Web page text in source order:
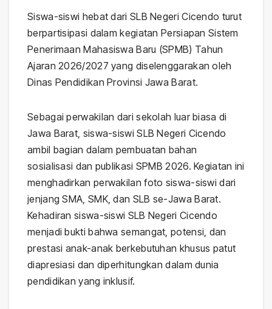
Siswa-siswi hebat dari SLB Negeri Cicendo turut
berpartisipasi dalam kegiatan Persiapan Sistem
Penerimaan Mahasiswa Baru (SPMB) Tahun
Ajaran 2026/2027 yang diselenggarakan oleh
Dinas Pendidikan Provinsi Jawa Barat.
Sebagai perwakilan dari sekolah luar biasa di
Jawa Barat, siswa-siswi SLB Negeri Cicendo
ambil bagian dalam pembuatan bahan
sosialisasi dan publikasi SPMB 2026. Kegiatan ini
menghadirkan perwakilan foto siswa-siswi dari
jenjang SMA, SMK, dan SLB se-Jawa Barat.
Kehadiran siswa-siswi SLB Negeri Cicendo
menjadi bukti bahwa semangat, potensi, dan
prestasi anak-anak berkebutuhan khusus patut
diapresiasi dan diperhitungkan dalam dunia
pendidikan yang inklusif.